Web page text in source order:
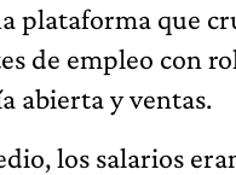
plataforma que
de empleo con
abierta y ventas.
los salarios